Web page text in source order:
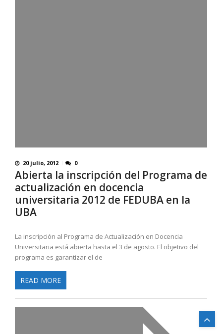
20 julio, 2012 0
Abierta la inscripción del Programa de
actualización en docencia
universitaria 2012 de FEDUBA en la
UBA
La inscripción al Programa de Actualización en Docencia
Universitaria está abierta hasta el 3 de agosto. El objetivo del
programa es garantizar el de
READ MORE